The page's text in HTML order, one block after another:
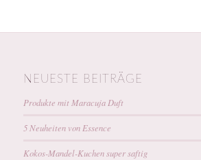
NEUESTE BEITRÄGE
Produkte mit Maracuja Duft
5 Neuheiten von Essence
Kokos-Mandel-Kuchen super saftig